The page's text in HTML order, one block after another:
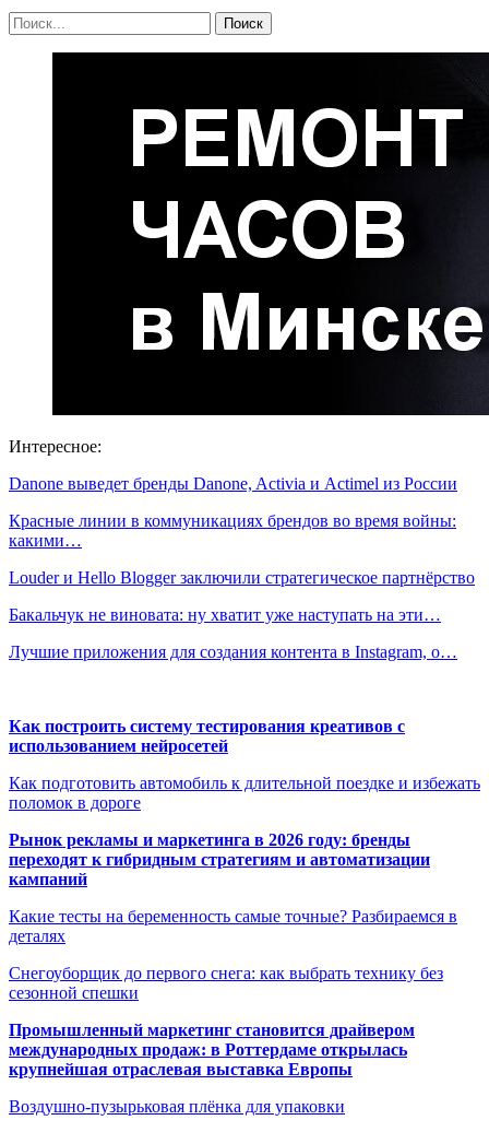
Интересное:
Danone выведет бренды Danone, Activia и Actimel из России
Красные линии в коммуникациях брендов во время войны:
какими…
Louder и Hello Blogger заключили стратегическое партнёрство
Бакальчук не виновата: ну хватит уже наступать на эти…
Лучшие приложения для создания контента в Instagram, о…
Как построить систему тестирования креативов с
использованием нейросетей
Как подготовить автомобиль к длительной поездке и избежать
поломок в дороге
Рынок рекламы и маркетинга в 2026 году: бренды
переходят к гибридным стратегиям и автоматизации
кампаний
Какие тесты на беременность самые точные? Разбираемся в
деталях
Снегоуборщик до первого снега: как выбрать технику без
сезонной спешки
Промышленный маркетинг становится драйвером
международных продаж: в Роттердаме открылась
крупнейшая отраслевая выставка Европы
Воздушно-пузырьковая плёнка для упаковки